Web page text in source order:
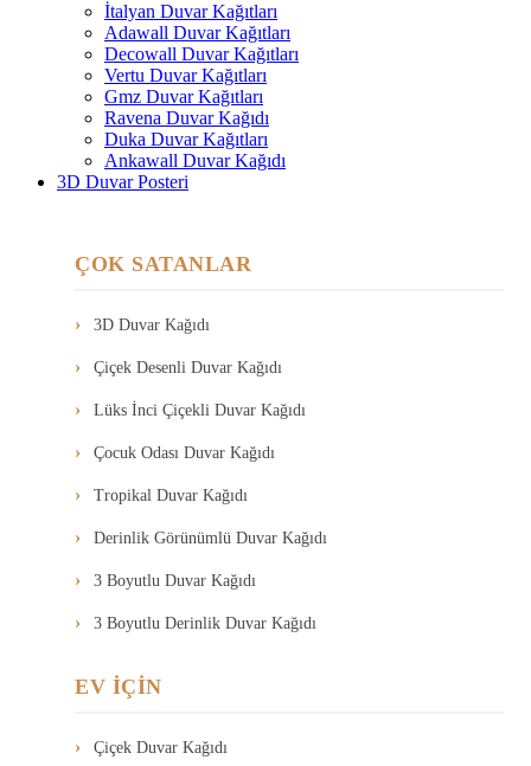
İtalyan Duvar Kağıtları
Adawall Duvar Kağıtları
Decowall Duvar Kağıtları
Vertu Duvar Kağıtları
Gmz Duvar Kağıtları
Ravena Duvar Kağıdı
Duka Duvar Kağıtları
Ankawall Duvar Kağıdı
3D Duvar Posteri
ÇOK SATANLAR
3D Duvar Kağıdı
Çiçek Desenli Duvar Kağıdı
Lüks İnci Çiçekli Duvar Kağıdı
Çocuk Odası Duvar Kağıdı
Tropikal Duvar Kağıdı
Derinlik Görünümlü Duvar Kağıdı
3 Boyutlu Duvar Kağıdı
3 Boyutlu Derinlik Duvar Kağıdı
EV İÇİN
Çiçek Duvar Kağıdı